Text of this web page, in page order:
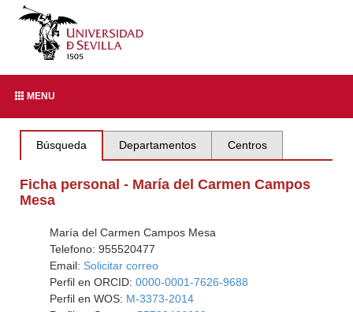
MENU
Búsqueda Departamentos Centros
Ficha personal - María del Carmen Campos
Mesa
María del Carmen Campos Mesa
Telefono: 955520477
Email: Solicitar correo
Perfil en ORCID: 0000-0001-7626-9688
Perfil en WOS: M-3373-2014